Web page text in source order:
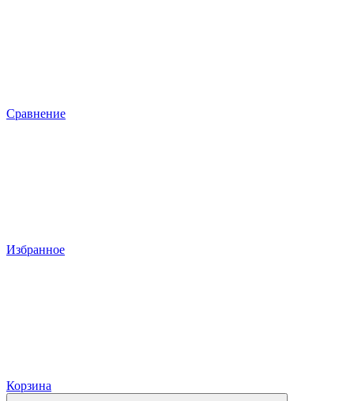
Сравнение
Избранное
Корзина